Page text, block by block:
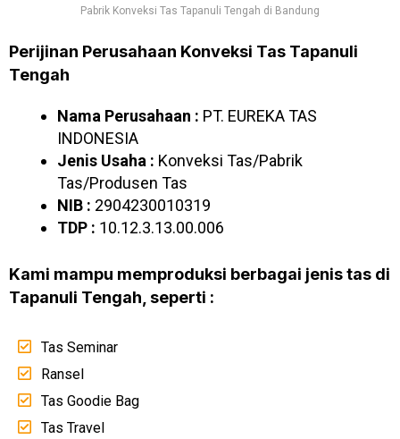
Pabrik Konveksi Tas Tapanuli Tengah di Bandung
Perijinan Perusahaan Konveksi Tas Tapanuli
Tengah
Nama Perusahaan : PT. EUREKA TAS
INDONESIA
Jenis Usaha : Konveksi Tas/Pabrik
Tas/Produsen Tas
NIB : 2904230010319
TDP : 10.12.3.13.00.006
Kami mampu memproduksi berbagai jenis tas di
Tapanuli Tengah, seperti :
Tas Seminar
Ransel
Tas Goodie Bag
Tas Travel